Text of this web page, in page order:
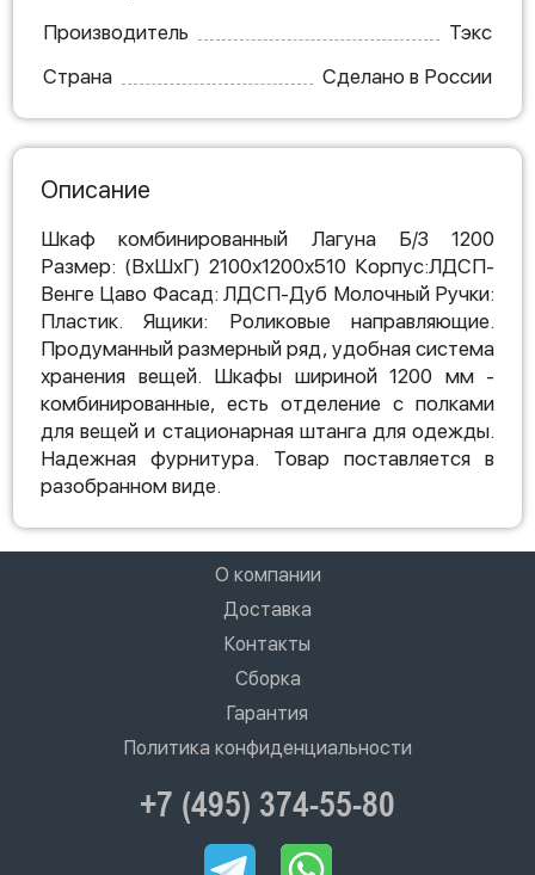
Производитель
Тэкс
Страна
Сделано в России
Описание
Шкаф комбинированный Лагуна Б/З 1200
Размер: (ВхШхГ) 2100х1200х510 Корпус:ЛДСП-
Венге Цаво Фасад: ЛДСП-Дуб Молочный Ручки:
Пластик. Ящики: Роликовые направляющие.
Продуманный размерный ряд, удобная система
хранения вещей. Шкафы шириной 1200 мм -
комбинированные, есть отделение с полками
для вещей и стационарная штанга для одежды.
Надежная фурнитура. Товар поставляется в
разобранном виде.
О компании
Доставка
Контакты
Сборка
Гарантия
Политика конфиденциальности
+7 (495) 374-55-80